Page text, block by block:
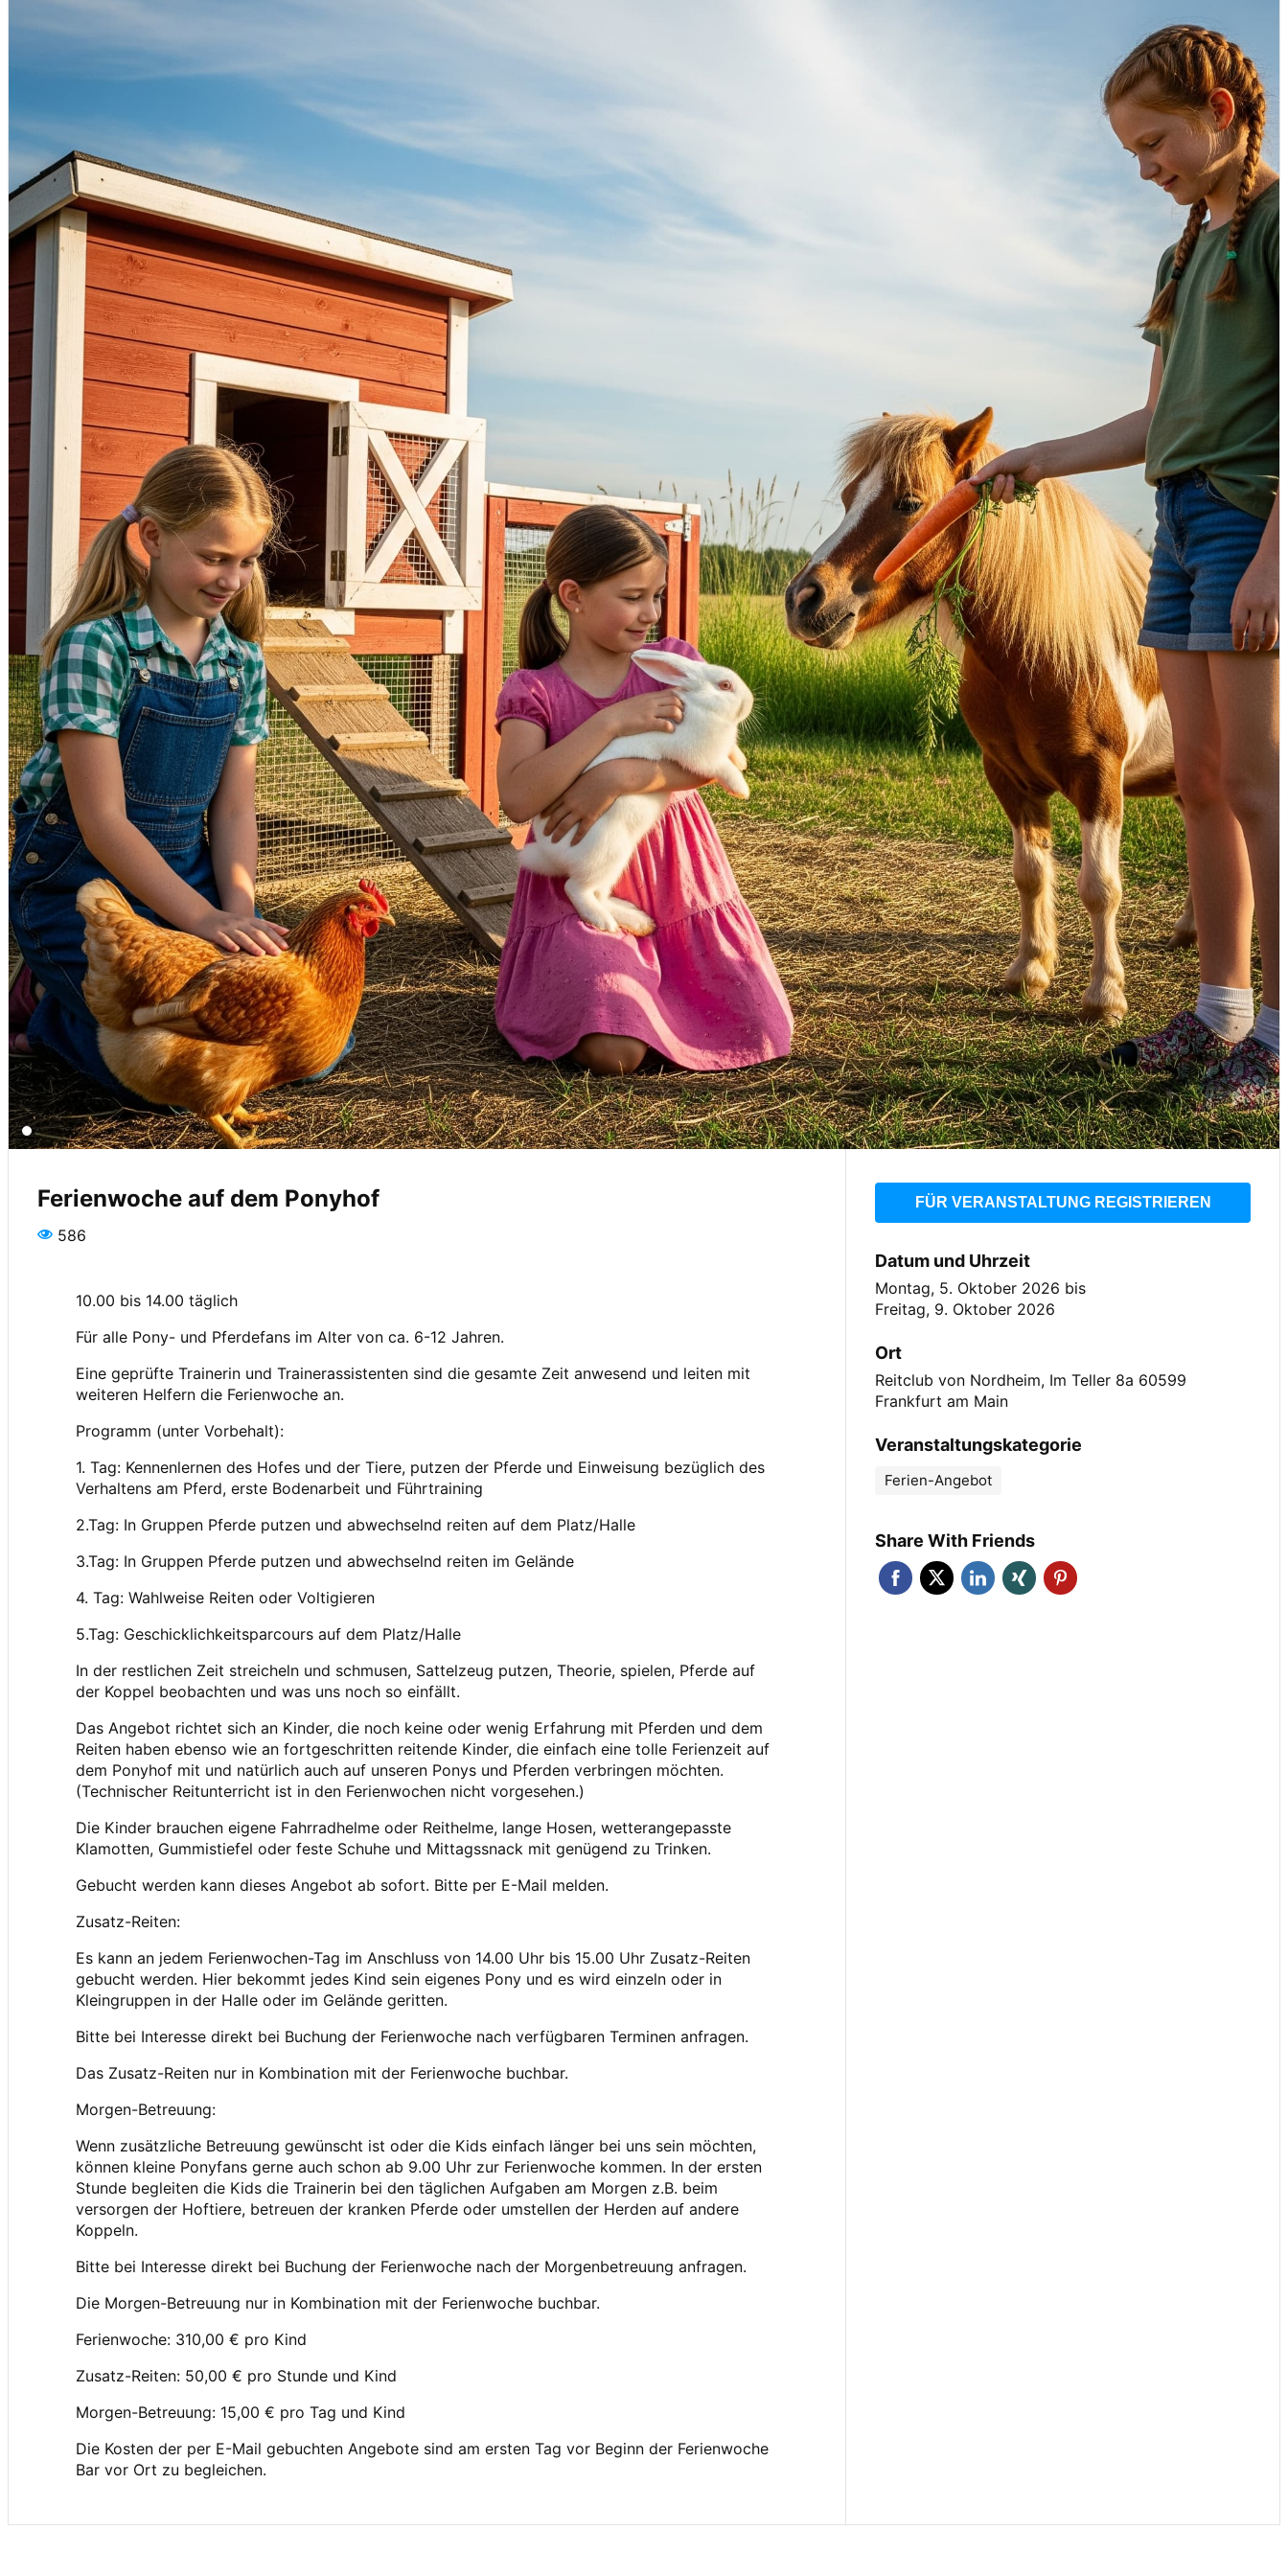
Ferienwoche auf dem Ponyhof
586
10.00 bis 14.00 täglich
Für alle Pony- und Pferdefans im Alter von ca. 6-12 Jahren.
Eine geprüfte Trainerin und Trainerassistenten sind die gesamte Zeit anwesend und leiten mit
weiteren Helfern die Ferienwoche an.
Programm (unter Vorbehalt):
1. Tag: Kennenlernen des Hofes und der Tiere, putzen der Pferde und Einweisung bezüglich des
Verhaltens am Pferd, erste Bodenarbeit und Führtraining
2.Tag: In Gruppen Pferde putzen und abwechselnd reiten auf dem Platz/Halle
3.Tag: In Gruppen Pferde putzen und abwechselnd reiten im Gelände
4. Tag: Wahlweise Reiten oder Voltigieren
5.Tag: Geschicklichkeitsparcours auf dem Platz/Halle
In der restlichen Zeit streicheln und schmusen, Sattelzeug putzen, Theorie, spielen, Pferde auf
der Koppel beobachten und was uns noch so einfällt.
Das Angebot richtet sich an Kinder, die noch keine oder wenig Erfahrung mit Pferden und dem
Reiten haben ebenso wie an fortgeschritten reitende Kinder, die einfach eine tolle Ferienzeit auf
dem Ponyhof mit und natürlich auch auf unseren Ponys und Pferden verbringen möchten.
(Technischer Reitunterricht ist in den Ferienwochen nicht vorgesehen.)
Die Kinder brauchen eigene Fahrradhelme oder Reithelme, lange Hosen, wetterangepasste
Klamotten, Gummistiefel oder feste Schuhe und Mittagssnack mit genügend zu Trinken.
Gebucht werden kann dieses Angebot ab sofort. Bitte per E-Mail melden.
Zusatz-Reiten:
Es kann an jedem Ferienwochen-Tag im Anschluss von 14.00 Uhr bis 15.00 Uhr Zusatz-Reiten
gebucht werden. Hier bekommt jedes Kind sein eigenes Pony und es wird einzeln oder in
Kleingruppen in der Halle oder im Gelände geritten.
Bitte bei Interesse direkt bei Buchung der Ferienwoche nach verfügbaren Terminen anfragen.
Das Zusatz-Reiten nur in Kombination mit der Ferienwoche buchbar.
Morgen-Betreuung:
Wenn zusätzliche Betreuung gewünscht ist oder die Kids einfach länger bei uns sein möchten,
können kleine Ponyfans gerne auch schon ab 9.00 Uhr zur Ferienwoche kommen. In der ersten
Stunde begleiten die Kids die Trainerin bei den täglichen Aufgaben am Morgen z.B. beim
versorgen der Hoftiere, betreuen der kranken Pferde oder umstellen der Herden auf andere
Koppeln.
Bitte bei Interesse direkt bei Buchung der Ferienwoche nach der Morgenbetreuung anfragen.
Die Morgen-Betreuung nur in Kombination mit der Ferienwoche buchbar.
Ferienwoche: 310,00 € pro Kind
Zusatz-Reiten: 50,00 € pro Stunde und Kind
Morgen-Betreuung: 15,00 € pro Tag und Kind
Die Kosten der per E-Mail gebuchten Angebote sind am ersten Tag vor Beginn der Ferienwoche
Bar vor Ort zu begleichen.
FÜR VERANSTALTUNG REGISTRIEREN
Datum und Uhrzeit
Montag, 5. Oktober 2026 bis
Freitag, 9. Oktober 2026
Ort
Reitclub von Nordheim, Im Teller 8a 60599
Frankfurt am Main
Veranstaltungskategorie
Ferien-Angebot
Share With Friends